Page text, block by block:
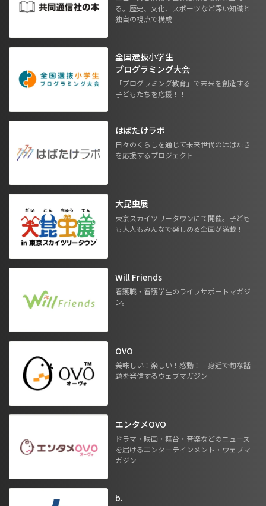
る。歴史、文化、スポーツなど深い知識と
独自の視点で構成
全国選抜小学生
プログラミング大会
「プログラミング教育」で未来を創造する
子どもたちを応援！！
はばたけラボ
日々のくらしを通じて未来世代のはばたき
を応援するプロジェクト
大昆虫展
東京スカイツリータウンにて開催。子ども
も大人もみんなで楽しめる企画が満載！
Will Friends
看護職・看護学生のライフサポートマガジ
ン。
OVO
美味しい！楽しい！感動！ 身近で旬な話
題を発信するウェブマガジン
エンタメOVO
ドラマ・映画・舞台・音楽などのニュース
を届けるエンターテインメント・ウェブマ
ガジン
b.